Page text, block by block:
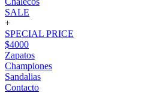
SALE
+
SPECIAL PRICE
$4000
Zapatos
Championes
Sandalias
Contacto